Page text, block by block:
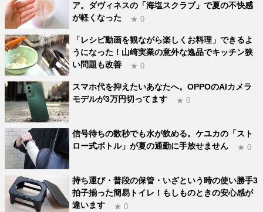
ア。ダヴィネスの「海塩スクラブ」で夏の不快感
が軽くなった
★ 0
「レシピ動画を観ながら楽しくお料理」できるよ
うになった！山崎実業の意外な逸品でキッチン狭
い問題も改善
★ 0
スマホ代を抑えたいあなたへ。OPPOのAIカメラ
モデルが3万円切ってます
★ 0
信号待ちの数秒でも水が飲める。ケユカの「スト
ロー式ボトル」が夏の通勤に手放せません
★ 0
持ち運び・普段の保管・いざという時の使い勝手3
拍子揃った簡易トイレ！もしものときの安心感が
違います
★ 0